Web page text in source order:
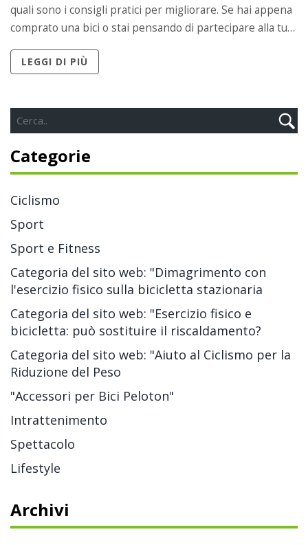
quali sono i consigli pratici per migliorare. Se hai appena
comprato una bici o stai pensando di partecipare alla tua
semplici. Scopri come allenarti meglio, evitare errori tipici
LEGGI DI PIÙ
Categorie
Ciclismo
Sport
Sport e Fitness
Categoria del sito web: "Dimagrimento con
l'esercizio fisico sulla bicicletta stazionaria
Categoria del sito web: "Esercizio fisico e
bicicletta: può sostituire il riscaldamento?
Categoria del sito web: "Aiuto al Ciclismo per la
Riduzione del Peso
"Accessori per Bici Peloton"
Intrattenimento
Spettacolo
Lifestyle
Archivi